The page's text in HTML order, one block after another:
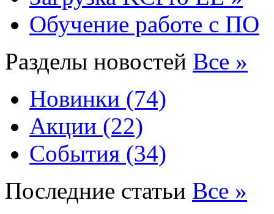
Обучение работе с ПО
Разделы новостей Все »
Новинки (74)
Акции (22)
События (34)
Последние статьи Все »